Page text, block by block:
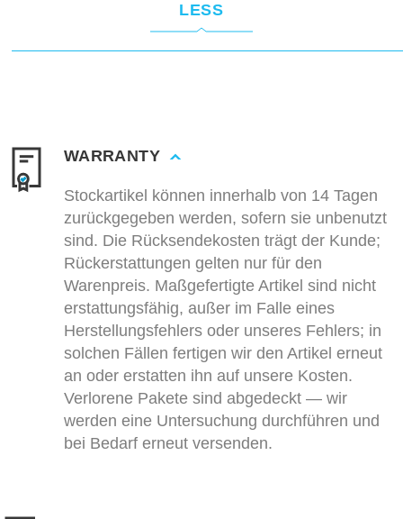
LESS
WARRANTY
Stockartikel können innerhalb von 14 Tagen
zurückgegeben werden, sofern sie unbenutzt
sind. Die Rücksendekosten trägt der Kunde;
Rückerstattungen gelten nur für den
Warenpreis. Maßgefertigte Artikel sind nicht
erstattungsfähig, außer im Falle eines
Herstellungsfehlers oder unseres Fehlers; in
solchen Fällen fertigen wir den Artikel erneut
an oder erstatten ihn auf unsere Kosten.
Verlorene Pakete sind abgedeckt — wir
werden eine Untersuchung durchführen und
bei Bedarf erneut versenden.